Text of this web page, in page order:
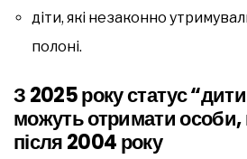
діти, які незаконно
полоні.
З 2025 року статус
можуть отримати особи,
після 2004 року